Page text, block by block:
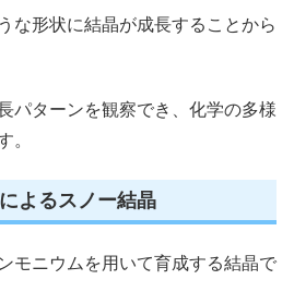
な形状に結晶が成長することから
パターンを観察でき、化学の多様
。
よるスノー結晶
モニウムを用いて育成する結晶で